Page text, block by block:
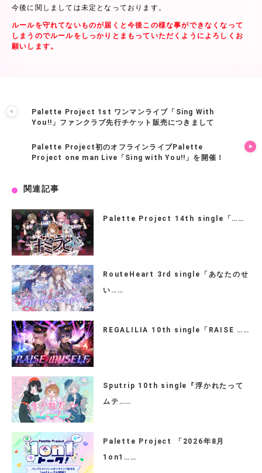
今後に関しましては未定となっております。
ルールを守れてないものが届くと今後この様な事ができなくなって
しまうのでルールをしっかりとまもっていただくようによろしくお
願いします。
Palette Project 1st ワンマンライブ「Sing With
You!!」ファンクラブ先行チケット販売につきまして
Palette Project初のオフラインライブPalette
Project one man Live「Sing with You!!」を開催！
関連記事
Palette Project 14th single「……
RouteHeart 3rd single「あなたのせ
い……
REGALILIA 10th single「RAISE ……
Sputrip 10th single『浮かれたって
ムテ……
Palette Project 「2026年8月
1on1……